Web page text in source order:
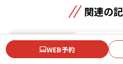
WEB予約
関連の
2026.07.31
【2026年夏】